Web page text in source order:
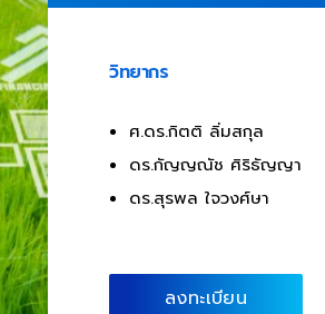
วิทยากร
ศ.ดร.กิตติ ลิ่มสกุล
ดร.กัญญณัช ศิริธัญญา
ดร.สุรพล ใจวงศ์ษา
ลงทะเบียน